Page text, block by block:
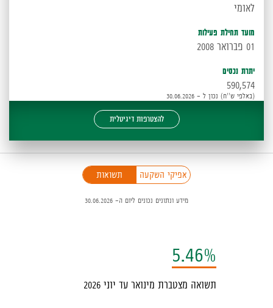
לאומי
מועד תחילת פעילות
01 פברואר 2008
יתרת נכסים
590,574
(באלפי ש''ח) נכון ל - 30.06.2026
להצטרפות דיגיטלית
אפיקי השקעה תשואות
מידע ונתונים נכונים ליום ה- 30.06.2026
5.46%
תשואה מצטברת מינואר עד יוני 2026